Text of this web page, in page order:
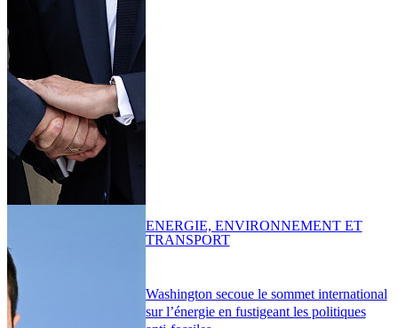
Washington secoue le sommet international
sur l’énergie en fustigeant les politiques
ENERGIE, ENVIRONNEMENT ET
TRANSPORT